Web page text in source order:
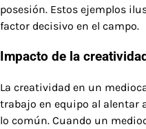
posesión. Estos ejemplos
factor decisivo en el campo.
Impacto de la
La creatividad en un
trabajo en equipo al alentar
lo común. Cuando un